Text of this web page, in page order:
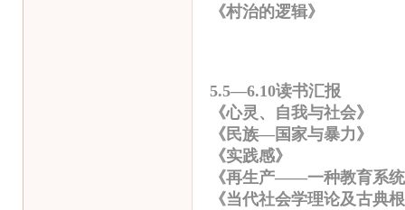
《村治的逻辑》
5.5—6.10读书汇报
《心灵、自我与社
《民族—国家与
《实践感》
《再生产——一种教育系
《当代社会学理论及古